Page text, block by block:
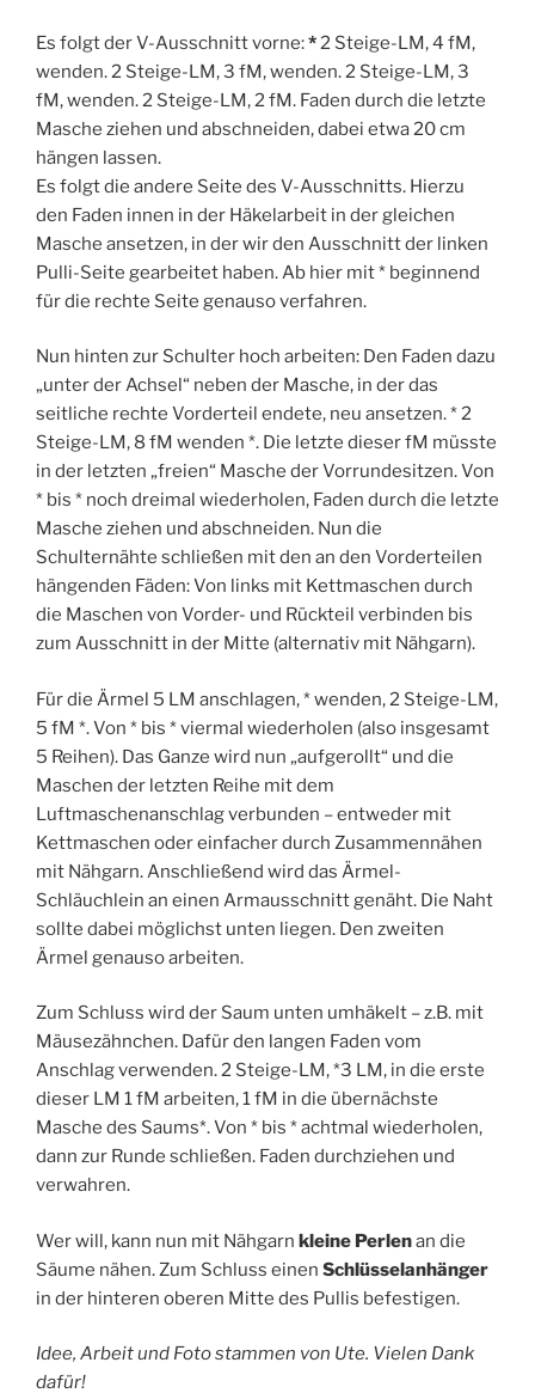
Es folgt der V-Ausschnitt vorne:*2 Steige-LM, 4 fM,
wenden. 2 Steige-LM, 3 fM, wenden. 2 Steige-LM, 3
fM, wenden. 2 Steige-LM, 2 fM. Faden durch die letzte
Masche ziehen und abschneiden, dabei etwa 20 cm
hängen lassen.
Es folgt die andere Seite des V-Ausschnitts. Hierzu
den Faden innen in der Häkelarbeit in der gleichen
Masche ansetzen, in der wir den Ausschnitt der linken
Pulli-Seite gearbeitet haben. Ab hier mit * beginnend
für die rechte Seite genauso verfahren.
Nun hinten zur Schulter hoch arbeiten: Den Faden dazu
„unter der Achsel“ neben der Masche, in der das
seitliche rechte Vorderteil endete, neu ansetzen. * 2
Steige-LM, 8 fM wenden *. Die letzte dieser fM müsste
in der letzten „freien“ Masche der Vorrundesitzen. Von
* bis * noch dreimal wiederholen, Faden durch die letzte
Masche ziehen und abschneiden. Nun die
Schulternähte schließen mit den an den Vorderteilen
hängenden Fäden: Von links mit Kettmaschen durch
die Maschen von Vorder- und Rückteil verbinden bis
zum Ausschnitt in der Mitte (alternativ mit Nähgarn).
Für die Ärmel 5 LM anschlagen, * wenden, 2 Steige-LM,
5 fM *. Von * bis * viermal wiederholen (also insgesamt
5 Reihen). Das Ganze wird nun „aufgerollt“ und die
Maschen der letzten Reihe mit dem
Luftmaschenanschlag verbunden – entweder mit
Kettmaschen oder einfacher durch Zusammennähen
mit Nähgarn. Anschließend wird das Ärmel-
Schläuchlein an einen Armausschnitt genäht. Die Naht
sollte dabei möglichst unten liegen. Den zweiten
Ärmel genauso arbeiten.
Zum Schluss wird der Saum unten umhäkelt – z.B. mit
Mäusezähnchen. Dafür den langen Faden vom
Anschlag verwenden. 2 Steige-LM, *3 LM, in die erste
dieser LM 1 fM arbeiten, 1 fM in die übernächste
Masche des Saums*. Von * bis * achtmal wiederholen,
dann zur Runde schließen. Faden durchziehen und
verwahren.
Wer will, kann nun mit Nähgarn kleine Perlenan die
Säume nähen. Zum Schluss einen Schlüsselanhänger
in der hinteren oberen Mitte des Pullis befestigen.
Idee, Arbeit und Foto stammen von Ute. Vielen Dank
dafür!